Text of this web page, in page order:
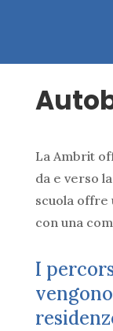
La Ambrit
da e verso
scuola offre
con una
I